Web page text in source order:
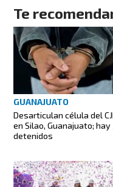
Te
GUANAJUATO
Desarticulan célula del
en Silao, Guanajuato; hay
detenidos